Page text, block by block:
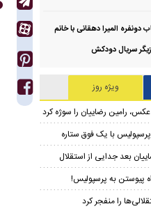
دونفره المیرا دهقانی با خانم
سریال دودکش
ویژه روز
رامین رضاییان را سوژه کرد
با یک فوق ستاره
بعد جدایی از استقلال
پیوستن به پرسپولیس!
را منفجر کرد